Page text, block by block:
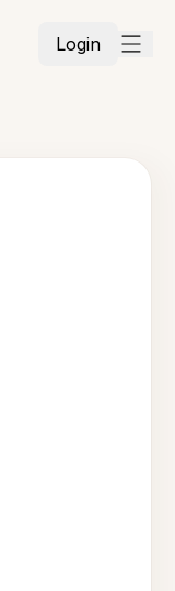
Login